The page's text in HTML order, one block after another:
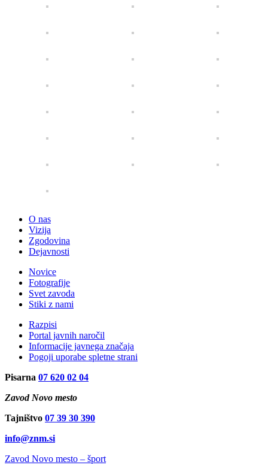
O nas
Vizija
Zgodovina
Dejavnosti
Novice
Fotografije
Svet zavoda
Stiki z nami
Razpisi
Portal javnih naročil
Informacije javnega značaja
Pogoji uporabe spletne strani
Pisarna 07 620 02 04
Zavod Novo mesto
Tajništvo 07 39 30 390
info@znm.si
Zavod Novo mesto – šport